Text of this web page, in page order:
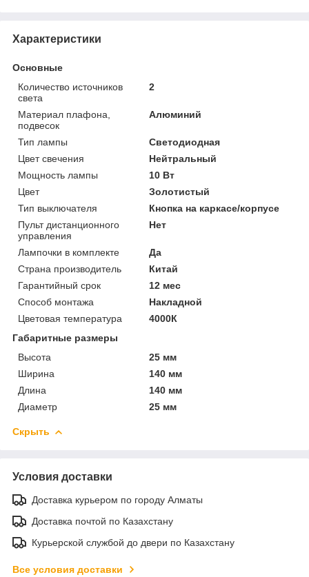
Характеристики
Основные
Количество источников
света
2
Материал плафона,
подвесок
Алюминий
Тип лампы
Светодиодная
Цвет свечения
Нейтральный
Мощность лампы
10 Вт
Цвет
Золотистый
Тип выключателя
Кнопка на каркасе/корпусе
Пульт дистанционного
управления
Нет
Лампочки в комплекте
Да
Страна производитель
Китай
Гарантийный срок
12 мес
Способ монтажа
Накладной
Цветовая температура
4000К
Габаритные размеры
Высота
25 мм
Ширина
140 мм
Длина
140 мм
Диаметр
25 мм
Скрыть
Условия доставки
Доставка курьером по городу Алматы
Доставка почтой по Казахстану
Курьерской службой до двери по Казахстану
Все условия доставки